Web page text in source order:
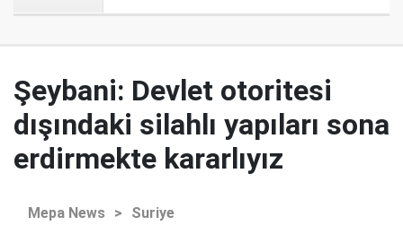
Şeybani: Devlet otoritesi
dışındaki silahlı yapıları sona
erdirmekte kararlıyız
Mepa News > Suriye